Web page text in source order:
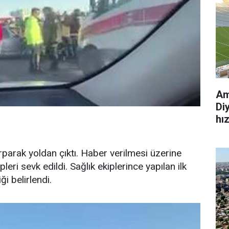
yoldan çıktı. Haber verilmesi üzerine
sevk edildi. Sağlık ekiplerince yapılan ilk
belirlendi.